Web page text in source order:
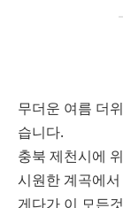
무더운 여름 더
습니다.
충북 제천시에
시원한 계곡에
게다가 이 모든